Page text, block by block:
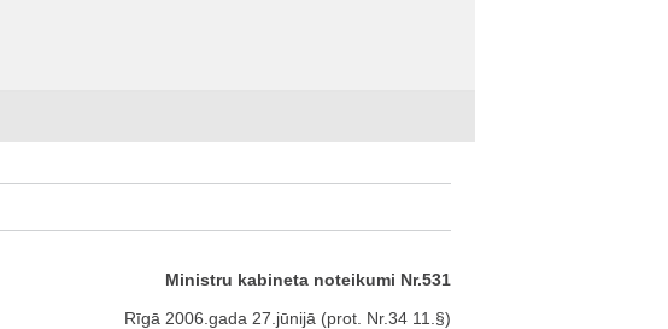
Ministru kabineta noteikumi Nr.531
Rīgā 2006.gada 27.jūnijā (prot. Nr.34 11.§)